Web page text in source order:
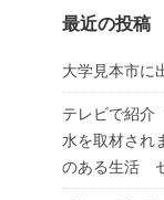
最近の投稿
大学見本市に
テレビで紹介
水を取材され
のある生活